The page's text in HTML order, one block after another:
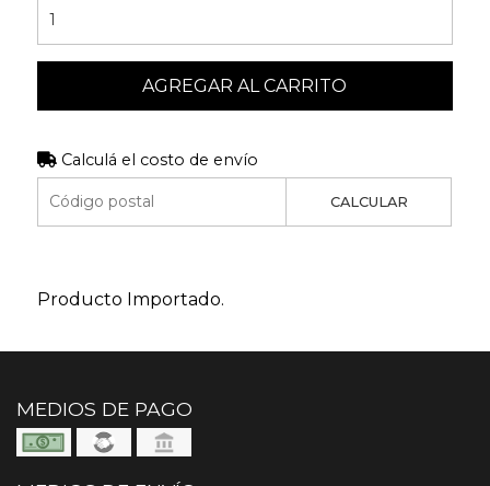
AGREGAR AL CARRITO
Calculá el costo de envío
CALCULAR
Producto Importado.
MEDIOS DE PAGO